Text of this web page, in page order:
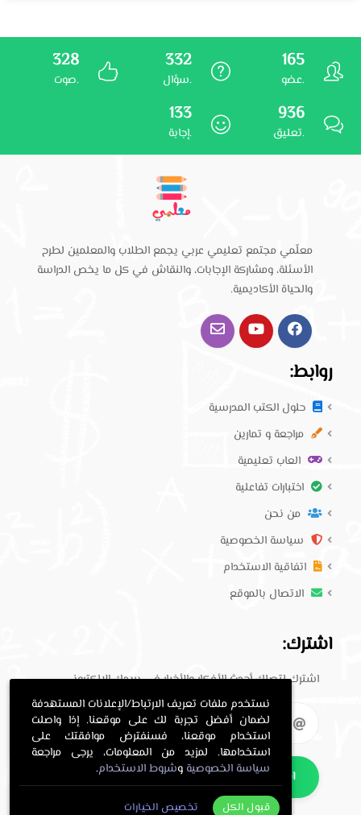
165
عضو.
332
سؤال.
328
صوت.
936
تعليق.
133
إجابة.
معلّمي مجتمع تعليمي عربي يجمع الطلاب والمعلمين لطرح
الأسئلة، ومشاركة الإجابات، والنقاش في كل ما يخص الدراسة
والحياة الأكاديمية.
روابط:
حلول الكتب المدرسية
مراجعة و تمارين
العاب تعليمية
اختبارات تفاعلية
من نحن
سياسة الخصوصية
اتفاقية الاستخدام
الاتصال بالموقع
اشترك:
اشترك لتصلك أحدث الأفكار والأخبار في بريدك الإلكتروني.
اشترك
نستخدم ملفات تعريف الارتباط/الإعلانات المستهدفة
لضمان أفضل تجربة لك على موقعنا. إذا واصلت
استخدام موقعنا، فسنفترض موافقتك على
استخدامها. لمزيد من المعلومات، يرجى مراجعة
سياسة الخصوصية وشروط الاستخدام.
قبول الكل تخصيص الخيارات